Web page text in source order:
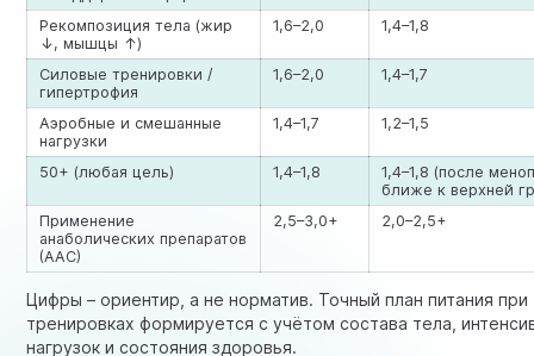
Рекомпозиция тела (жир
↓, мышцы ↑)
1,6–2,0 1,4–1,8
Силовые тренировки /
гипертрофия
1,6–2,0 1,4–1,7
Аэробные и смешанные
нагрузки
1,4–1,7 1,2–1,5
50+ (любая цель) 1,4–1,8
1,4–1,8 (после
ближе к верхней
Применение
анаболических препаратов
(ААС)
2,5–3,0+ 2,0–2,5+
Цифры – ориентир, а не норматив. Точный план питания при
тренировках формируется с учётом состава тела,
нагрузок и состояния здоровья.